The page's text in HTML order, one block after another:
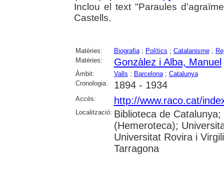
Inclou el text "Paraules
Castells.
Matèries: Biografia; Polítics ; Catalanisme;
Matèries:
Gonzàlez i Alba, Manuel
Àmbit: Valls ; Barcelona; Catalunya
Cronologia:
1894 - 1934
Accés: http://www.raco.cat/
Localització: Biblioteca de
(Hemeroteca);
Universitat Rovira i
Tarragona